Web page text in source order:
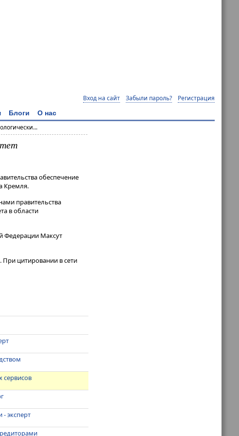
Вход на сайт Забыли пароль? Регистрация
Блоги О нас
обеспечение
Кремля.
правительства
в области
Федерации Максут
цитировании в сети
сервисов
эксперт